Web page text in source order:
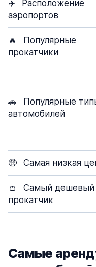
✈️
Расположение
аэропортов
🔥
Популярные
прокатчики
🚗
Популярные
автомобилей
🤑 Самая низкая
👛
Самый дешевый
прокатчик
Самые